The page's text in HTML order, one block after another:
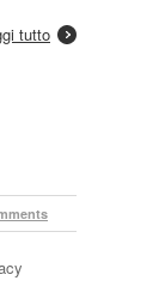
tutto